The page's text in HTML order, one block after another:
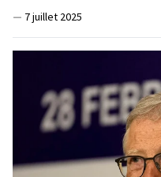
— 7 juillet 2025